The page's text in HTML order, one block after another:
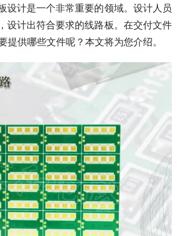
设计是一个非常重要的领域。设计人员
设计出符合要求的线路板。在交付文件
提供哪些文件呢？本文将为您介绍。